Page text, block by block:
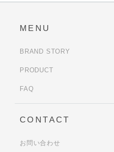
MENU
BRAND STORY
PRODUCT
FAQ
CONTACT
お問い合わせ